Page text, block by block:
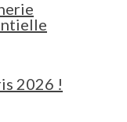
2026 !